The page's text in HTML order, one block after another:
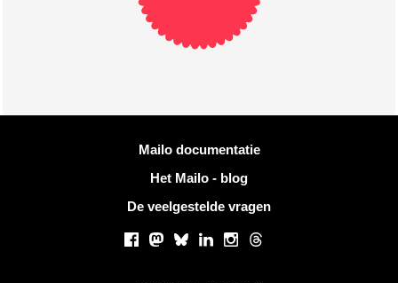
Mailo documentatie
Het Mailo - blog
De veelgestelde vragen
Sociale netwerken
Facebook
Mastodon
BlueskyLinkedInInstagram
Threads